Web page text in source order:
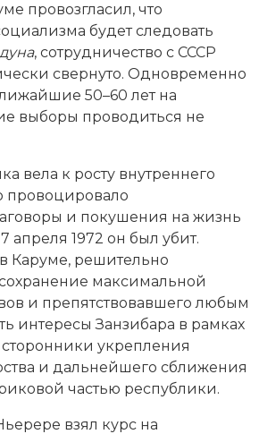
провозгласил, что
будет следовать
, сотрудничество с СССР
свернуто. Одновременно
50–60 лет на
выборы проводиться не
вела к росту внутреннего
провоцировало
и покушения на жизнь
апреля 1972 он был убит.
Каруме, решительно
максимальной
и препятствовавшего любым
интересы Занзибара в рамках
укрепления
и дальнейшего сближения
частью республики.
взял курс на